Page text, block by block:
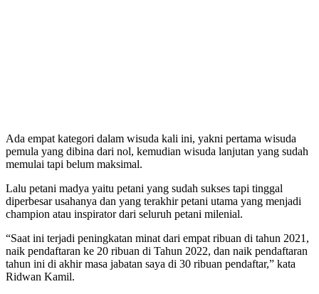
Ada empat kategori dalam wisuda kali ini, yakni pertama wisuda
pemula yang dibina dari nol, kemudian wisuda lanjutan yang sudah
memulai tapi belum maksimal.
Lalu petani madya yaitu petani yang sudah sukses tapi tinggal
diperbesar usahanya dan yang terakhir petani utama yang menjadi
champion atau inspirator dari seluruh petani milenial.
“Saat ini terjadi peningkatan minat dari empat ribuan di tahun 2021,
naik pendaftaran ke 20 ribuan di Tahun 2022, dan naik pendaftaran
tahun ini di akhir masa jabatan saya di 30 ribuan pendaftar,” kata
Ridwan Kamil.